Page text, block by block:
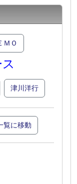
ＭＯ
津川洋行
覧に移動